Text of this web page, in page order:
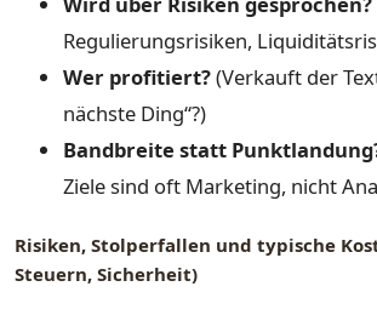
Regulierungsrisiken,
Wer profitiert?(Verkauft der
nächste Ding“?)
Bandbreite statt
Ziele sind oft Marketing, nicht
Risiken, Stolperfallen und typische
Steuern, Sicherheit)